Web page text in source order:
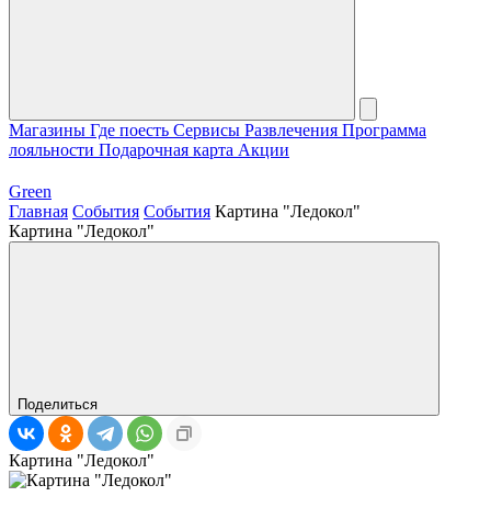
Магазины Где поесть Сервисы Развлечения Программа
лояльности Подарочная карта Акции
Green
Главная События События Картина "Ледокол"
Картина "Ледокол"
Поделиться
Картина "Ледокол"